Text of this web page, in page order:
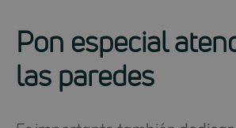
Pon especial
las paredes